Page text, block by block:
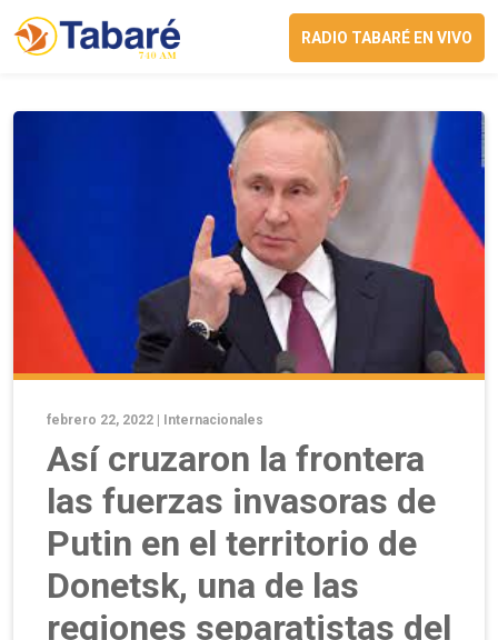
RADIO TABARÉ EN VIVO
febrero 22, 2022 | Internacionales
Así cruzaron la frontera
las fuerzas invasoras de
Putin en el territorio de
Donetsk, una de las
regiones separatistas del